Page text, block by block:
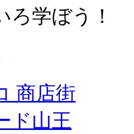
ろ学ぼう！
商店街
ド山王